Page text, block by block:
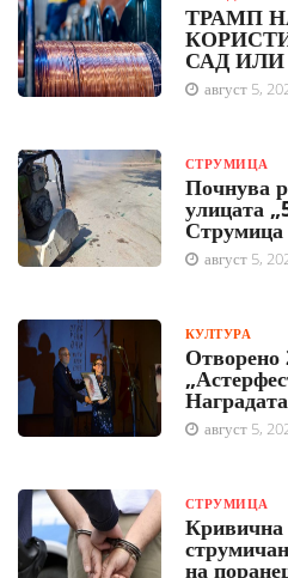
ТРАМП
САД ИЛИ
август 5,
СТРУМИЦА
Почнува
улицата
Струмица
август 5,
КУЛТУРА
Отворено
август 5,
СТРУМИЦА
Кривична
на